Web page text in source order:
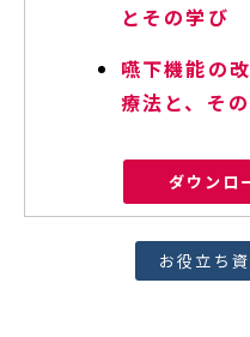
とその学び
嚥下機能の
療法と、そ
ダウンロ
お役立ち